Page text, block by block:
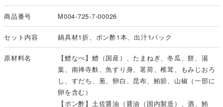
商品番号 M004-725-7-00026
セット内容 鍋具材1折、ポン酢1本、出汁1パック
原材料名
【鱧なべ】鱧（国産）、たまねぎ、冬瓜、餅、湯
葉、南禅寺麩、魚すり身、茗荷、椎茸、もみじおろ
し、すだち、葱、卵白、昆布、鮪節、山椒（一部に
卵を含む）
【ポン酢】土佐醤油（醤油（国内製造）、酒、鮪